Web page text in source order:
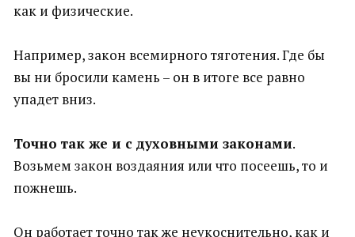
как и физические.
Например, закон всемирного тяготения. Где бы
вы ни бросили камень – он в итоге все равно
упадет вниз.
Точно так же и с духовными законами.
Возьмем закон воздаяния или что посеешь, то и
пожнешь.
Он работает точно так же неукоснительно, как и